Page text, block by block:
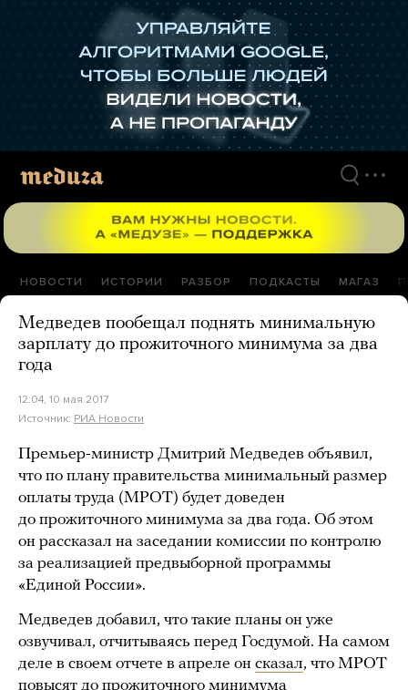
НОВОСТИ ИСТОРИИ РАЗБОР ПОДКАСТЫ МАГАЗ
Медведев пообещал поднять минимальную
зарплату до прожиточного минимума за два
года
12:04, 10 мая 2017
Источник: РИА Новости
Премьер-министр Дмитрий Медведев объявил,
что по плану правительства минимальный размер
оплаты труда (МРОТ) будет доведен
до прожиточного минимума за два года. Об этом
он рассказал на заседании комиссии по контролю
за реализацией предвыборной программы
«Единой России».
Медведев добавил, что такие планы он уже
озвучивал, отчитываясь перед Госдумой. На самом
деле в своем отчете в апреле он сказал, что МРОТ
повысят до прожиточного минимума